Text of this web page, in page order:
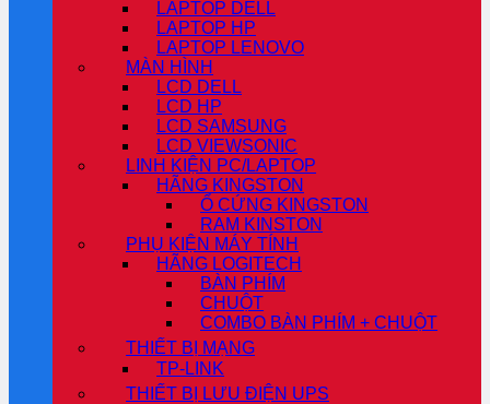
LAPTOP DELL
LAPTOP HP
LAPTOP LENOVO
MÀN HÌNH
LCD DELL
LCD HP
LCD SAMSUNG
LCD VIEWSONIC
LINH KIỆN PC/LAPTOP
HÃNG KINGSTON
Ổ CỨNG KINGSTON
RAM KINSTON
PHỤ KIỆN MÁY TÍNH
HÃNG LOGITECH
BÀN PHÍM
CHUỘT
COMBO BÀN PHÍM + CHUỘT
THIẾT BỊ MẠNG
TP-LINK
THIẾT BỊ LƯU ĐIỆN UPS